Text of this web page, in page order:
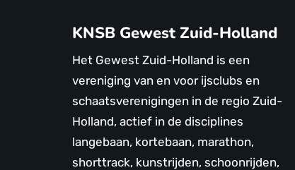
KNSB Gewest Zuid-Holland
Het Gewest Zuid-Holland is een
vereniging van en voor ijsclubs en
schaatsverenigingen in de regio Zuid-
Holland, actief in de disciplines
langebaan, kortebaan, marathon,
shorttrack, kunstrijden, schoonrijden,